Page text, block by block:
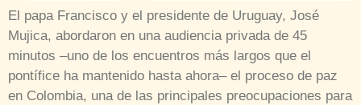
El papa Francisco y el presidente de Uruguay, José
Mujica, abordaron en una audiencia privada de 45
minutos –uno de los encuentros más largos que el
pontífice ha mantenido hasta ahora– el proceso de paz
en Colombia, una de las principales preocupaciones para